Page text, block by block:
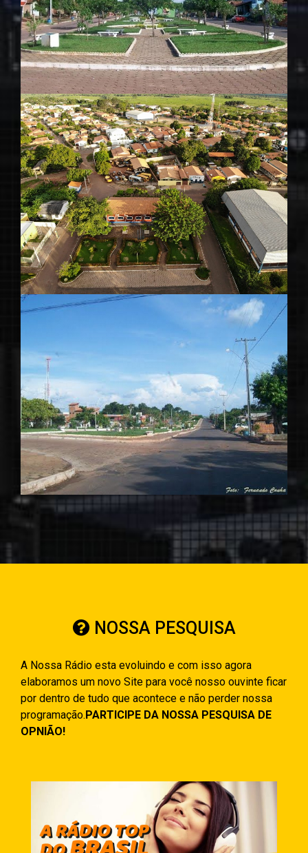
NOSSA PESQUISA
A Nossa Rádio esta evoluindo e com isso agora
elaboramos um novo Site para você nosso ouvinte ficar
por dentro de tudo que acontece e não perder nossa
programação.PARTICIPE DA NOSSA PESQUISA DE
OPNIÃO!